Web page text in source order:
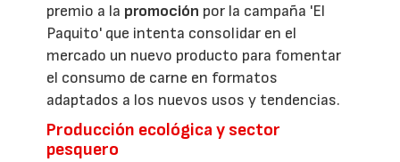
premio a la promoción por la campaña 'El
Paquito' que intenta consolidar en el
mercado un nuevo producto para fomentar
el consumo de carne en formatos
adaptados a los nuevos usos y tendencias.
Producción ecológica y sector
pesquero